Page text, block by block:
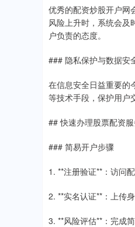
优秀的配资炒股开户网
风险上升时，系统会及
户负责的态度。
### 隐私保护与数据安
在信息安全日益重要的
等技术手段，保护用户
## 快速办理股票配资
### 简易开户步骤
1. **注册验证**：访问
2. **实名认证**：上传
3. **风险评估**：完成